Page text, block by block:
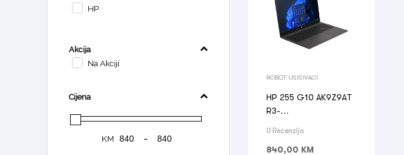
ROBOT USISIVACI
HP 255 G10 AK9Z9AT
R3-
0 Recenzija
840,00 KM
HP
Akcija
Na Akciji
Cijena
KM -